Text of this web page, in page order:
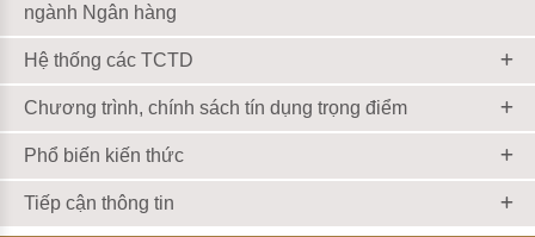
ngành Ngân hàng
Hệ thống các TCTD
Chương trình, chính sách tín dụng trọng điểm
Phổ biến kiến thức
Tiếp cận thông tin